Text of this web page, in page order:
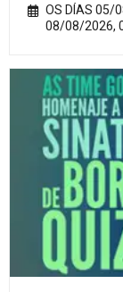
OS DÍAS
08/08/2026,